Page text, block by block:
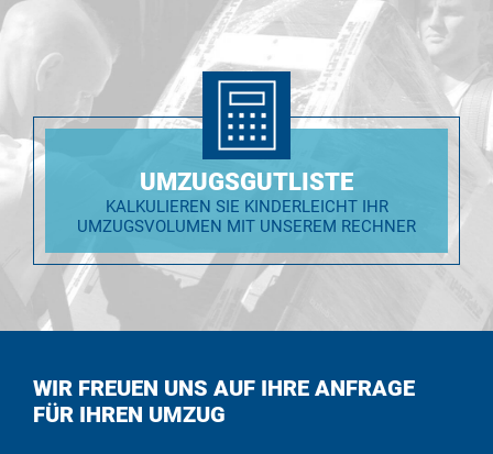
UMZUGSGUTLISTE
KALKULIEREN SIE KINDERLEICHT IHR
UMZUGSVOLUMEN MIT UNSEREM RECHNER
WIR FREUEN UNS AUF IHRE ANFRAGE
FÜR IHREN UMZUG